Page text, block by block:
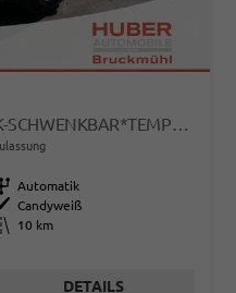
SELECTION 1.0 TSI DSG*AHK-SCHWENKBAR*TEMPOMAT*PDC-HINTEN*KEYLESS-GO*SHZ*
Getriebe Automatik
Außenfarbe
Candyweiß
Kilometerstand
10 km
DETAILS